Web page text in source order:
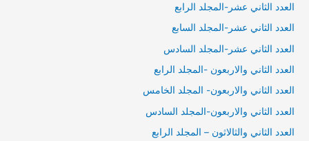
العدد الثاني عشر-المجلد الرابع
العدد الثاني عشر-المجلد السابع
العدد الثاني عشر-المجلد السادس
العدد الثاني والاربعون -المجلد الرابع
العدد الثاني والاربعون- المجلد الخامس
العدد الثاني والاربعون-المجلد السادس
العدد الثاني والثالاثون – المجلد الرابع